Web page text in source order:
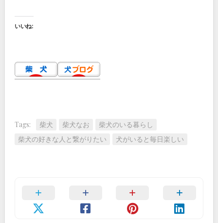
いいね:
Tags: 柴犬 柴犬なお
柴犬のいる暮らし
柴犬の好きな人と繋がりたい
犬がいると毎日楽しい